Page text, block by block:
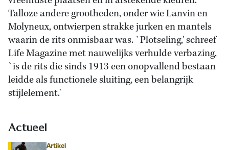
Talloze andere grootheden, onder wie Lanvin en
Molyneux, ontwierpen strakke jurken en mantels
waarin de rits onmisbaar was. `Plotseling,' schreef
Life Magazine met nauwelijks verhulde verbazing,
`is de rits die sinds 1913 een onopvallend bestaan
leidde als functionele sluiting, een belangrijk
stijlelement.'
Actueel
Artikel